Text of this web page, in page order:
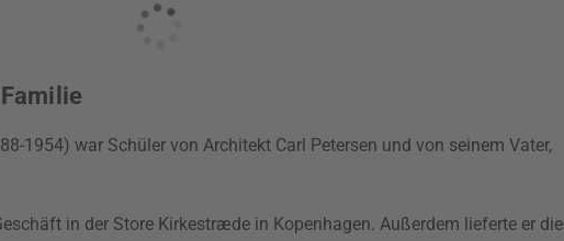
1954) war Schüler von Architekt Carl Petersen und von seinem Vater,
in der Store Kirkestræde in Kopenhagen. Außerdem lieferte er die